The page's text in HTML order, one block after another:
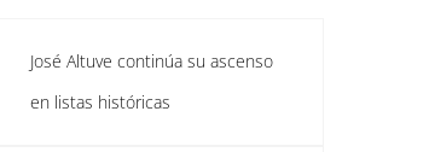
José Altuve continúa su ascenso
en listas históricas